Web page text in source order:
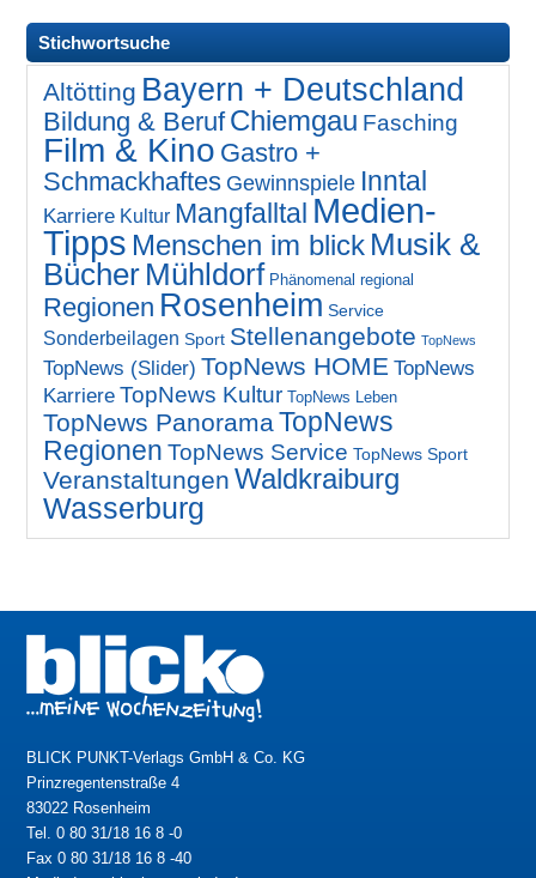
Stichwortsuche
Altötting Bayern + Deutschland
Bildung & Beruf Chiemgau Fasching
Film & Kino Gastro +
Schmackhaftes Gewinnspiele Inntal
Karriere Kultur Mangfalltal Medien-
Tipps Menschen im blick Musik &
Bücher Mühldorf Phänomenal regional
Regionen Rosenheim Service
Sonderbeilagen Sport Stellenangebote TopNews
TopNews (Slider) TopNews HOME TopNews
Karriere TopNews Kultur TopNews Leben
TopNews PanoramaTopNews
Regionen TopNews Service TopNews Sport
Veranstaltungen Waldkraiburg
Wasserburg
BLICK PUNKT-Verlags GmbH & Co. KG
Prinzregentenstraße 4
83022 Rosenheim
Tel. 0 80 31/18 16 8 -0
Fax 0 80 31/18 16 8 -40